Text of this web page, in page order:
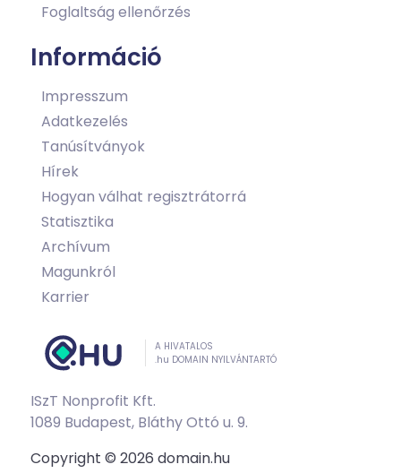
Foglaltság ellenőrzés
Információ
Impresszum
Adatkezelés
Tanúsítványok
Hírek
Hogyan válhat regisztrátorrá
Statisztika
Archívum
Magunkról
Karrier
A HIVATALOS
.hu DOMAIN NYILVÁNTARTÓ
ISzT Nonprofit Kft.
1089 Budapest, Bláthy Ottó u. 9.
Copyright © 2026 domain.hu